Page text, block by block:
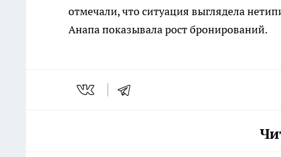
отмечали, что ситуация выглядела
Анапа показывала рост бронирований.